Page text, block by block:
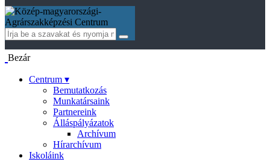
Bezár
Centrum ▾
Bemutatkozás
Munkatársaink
Partnereink
Álláspályázatok
Archívum
Hírarchívum
Iskoláink